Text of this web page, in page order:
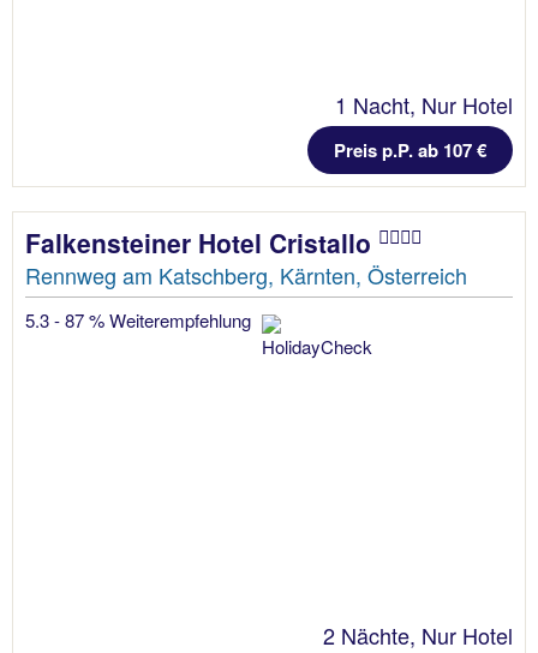
1 Nacht, Nur Hotel
Preis p.P. ab 107 €
Falkensteiner Hotel Cristallo
Rennweg am Katschberg, Kärnten, Österreich
5.3 - 87 % Weiterempfehlung
2 Nächte, Nur Hotel